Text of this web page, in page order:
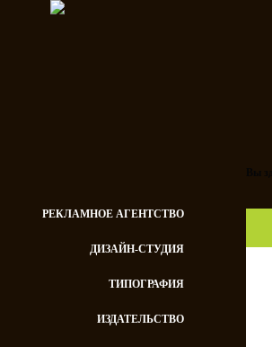
РЕКЛАМНОЕ АГЕНТСТВО
ДИЗАЙН-СТУДИЯ
ТИПОГРАФИЯ
ИЗДАТЕЛЬСТВО